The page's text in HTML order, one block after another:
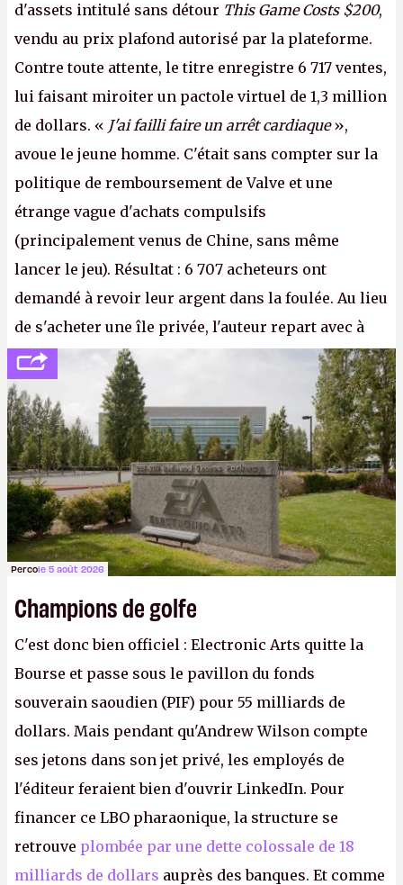
d'assets intitulé sans détour This Game Costs $200,
vendu au prix plafond autorisé par la plateforme.
Contre toute attente, le titre enregistre 6 717 ventes,
lui faisant miroiter un pactole virtuel de 1,3 million
de dollars. « J'ai failli faire un arrêt cardiaque»,
avoue le jeune homme. C'était sans compter sur la
politique de remboursement de Valve et une
étrange vague d'achats compulsifs
(principalement venus de Chine, sans même
lancer le jeu). Résultat : 6 707 acheteurs ont
demandé à revoir leur argent dans la foulée. Au lieu
de s'acheter une île privée, l'auteur repart avec à
peine 2 000 dollars en poche. C'est toujours plus
cher payé que le temps passé à dev, mais ça
apprendra aux petits malins qu'on ne braque pas
Gabe Newell aussi facilement.P.
Percole 5 août 2026
Champions de golfe
C'est donc bien officiel : Electronic Arts quitte la
Bourse et passe sous le pavillon du fonds
souverain saoudien (PIF) pour 55 milliards de
dollars. Mais pendant qu'Andrew Wilson compte
ses jetons dans son jet privé, les employés de
l'éditeur feraient bien d'ouvrir LinkedIn. Pour
financer ce LBO pharaonique, la structure se
retrouve plombée par une dette colossale de 18
milliards de dollars auprès des banques. Et comme